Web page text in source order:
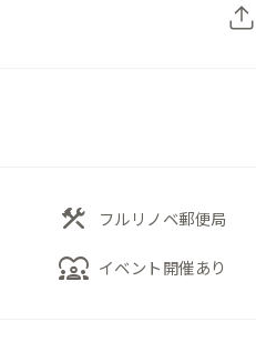
construction フルリノベ郵便局
diversity_1 イベント開催あり